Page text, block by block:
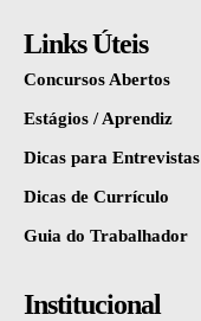
Links Úteis
Concursos Abertos
Estágios / Aprendiz
Dicas para Entrevistas
Dicas de Currículo
Guia do Trabalhador
Institucional